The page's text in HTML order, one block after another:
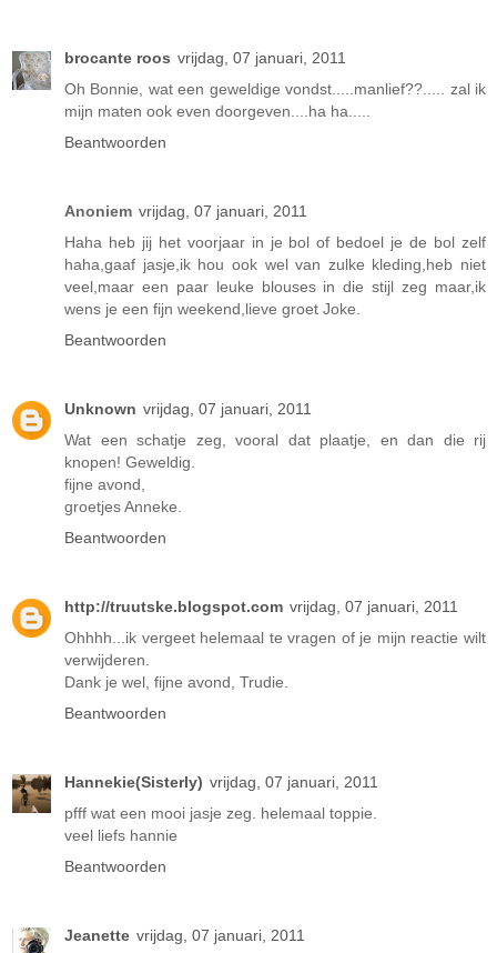
brocante roos vrijdag, 07 januari, 2011
Oh Bonnie, wat een geweldige vondst.....manlief??..... zal ik
mijn maten ook even doorgeven....ha ha.....
Beantwoorden
Anoniem vrijdag, 07 januari, 2011
Haha heb jij het voorjaar in je bol of bedoel je de bol zelf
haha,gaaf jasje,ik hou ook wel van zulke kleding,heb niet
veel,maar een paar leuke blouses in die stijl zeg maar,ik
wens je een fijn weekend,lieve groet Joke.
Beantwoorden
Unknown vrijdag, 07 januari, 2011
Wat een schatje zeg, vooral dat plaatje, en dan die rij
knopen! Geweldig.
fijne avond,
groetjes Anneke.
Beantwoorden
http://truutske.blogspot.com vrijdag, 07 januari, 2011
Ohhhh...ik vergeet helemaal te vragen of je mijn reactie wilt
verwijderen.
Dank je wel, fijne avond, Trudie.
Beantwoorden
Hannekie(Sisterly) vrijdag, 07 januari, 2011
pfff wat een mooi jasje zeg. helemaal toppie.
veel liefs hannie
Beantwoorden
Jeanette vrijdag, 07 januari, 2011